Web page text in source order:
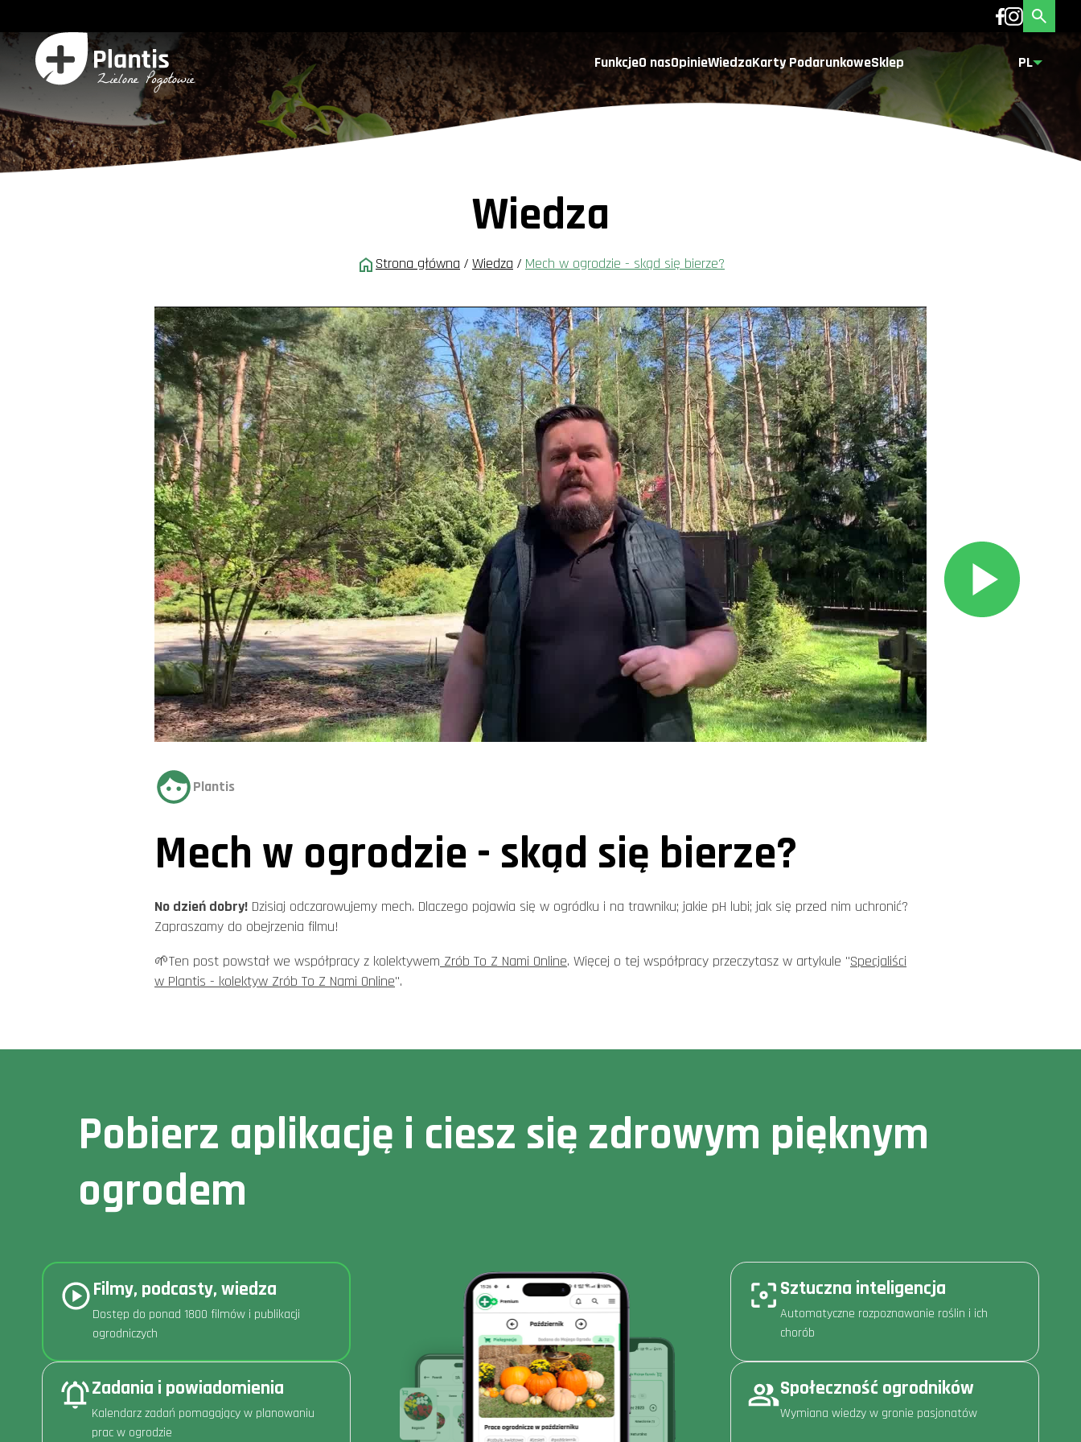
FunkcjeO nasOpinieWiedzaKarty PodarunkoweSklep PL
Wiedza
Strona główna / Wiedza / Mech w ogrodzie - skąd się bierze?
Plantis
Mech w ogrodzie - skąd się bierze?
No dzień dobry! Dzisiaj odczarowujemy mech. Dlaczego pojawia się w ogródku i na trawniku; jakie pH lubi; jak się przed nim uchronić?
Zapraszamy do obejrzenia filmu!
🌱Ten post powstał we współpracy z kolektywem Zrób To Z Nami Online. Więcej o tej współpracy przeczytasz w artykule "Specjaliści
w Plantis - kolektyw Zrób To Z Nami Online".
Pobierz aplikację i ciesz się zdrowym pięknym
ogrodem
Filmy, podcasty, wiedza
Dostęp do ponad 1800 filmów i publikacji
ogrodniczych
Zadania i powiadomienia
Kalendarz zadań pomagający w planowaniu
prac w ogrodzie
Sztuczna inteligencja
Automatyczne rozpoznawanie roślin i ich
chorób
Społeczność ogrodników
Wymiana wiedzy w gronie pasjonatów